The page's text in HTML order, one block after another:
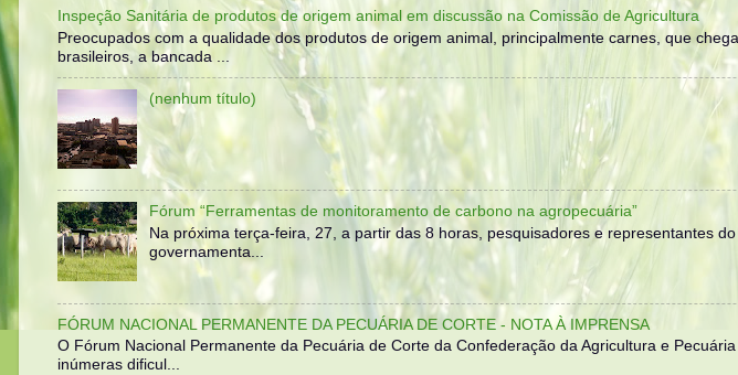
Inspeção Sanitária de produtos de origem animal em discussão na Comissão de Agricultura
Preocupados com a qualidade dos produtos de origem animal, principalmente carnes, que
brasileiros, a bancada ...
(nenhum título)
Fórum “Ferramentas de monitoramento de carbono na agropecuária”
Na próxima terça-feira, 27, a partir das 8 horas, pesquisadores e representantes
governamenta...
FÓRUM NACIONAL PERMANENTE DA PECUÁRIA DE CORTE - NOTA À IMPRENSA
O Fórum Nacional Permanente da Pecuária de Corte da Confederação da Agricultura e
inúmeras dificul...